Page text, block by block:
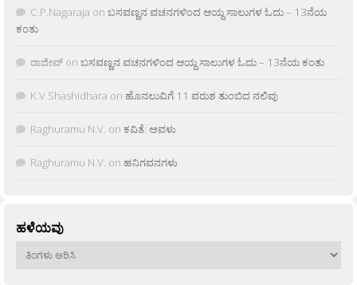
C.P.Nagaraja on ಬಸವಣ್ಣನ ವಚನಗಳಿಂದ ಆಯ್ದ ಸಾಲುಗಳ ಓದು – 13ನೆಯ
ಕಂತು
ರಾಜೀವ್ on ಬಸವಣ್ಣನ ವಚನಗಳಿಂದ ಆಯ್ದ ಸಾಲುಗಳ ಓದು – 13ನೆಯ ಕಂತು
K.V Shashidhara on ಹೊನಲುವಿಗೆ 11 ವರುಶ ತುಂಬಿದ ನಲಿವು
Raghuramu N.V. on ಕವಿತೆ: ಅವಳು
Raghuramu N.V. on ಹನಿಗವನಗಳು
ಹಳೆಯವು
ಹಳೆಯವು